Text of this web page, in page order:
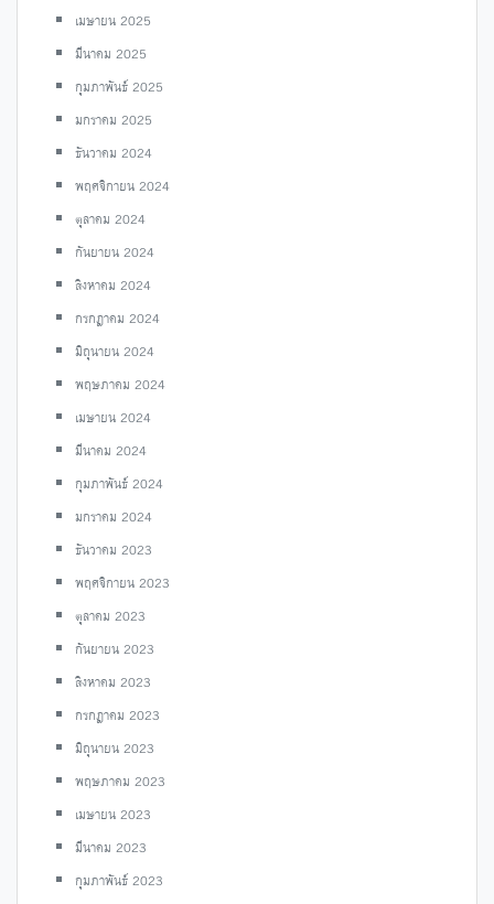
เมษายน 2025
มีนาคม 2025
กุมภาพันธ์ 2025
มกราคม 2025
ธันวาคม 2024
พฤศจิกายน 2024
ตุลาคม 2024
กันยายน 2024
สิงหาคม 2024
กรกฎาคม 2024
มิถุนายน 2024
พฤษภาคม 2024
เมษายน 2024
มีนาคม 2024
กุมภาพันธ์ 2024
มกราคม 2024
ธันวาคม 2023
พฤศจิกายน 2023
ตุลาคม 2023
กันยายน 2023
สิงหาคม 2023
กรกฎาคม 2023
มิถุนายน 2023
พฤษภาคม 2023
เมษายน 2023
มีนาคม 2023
กุมภาพันธ์ 2023